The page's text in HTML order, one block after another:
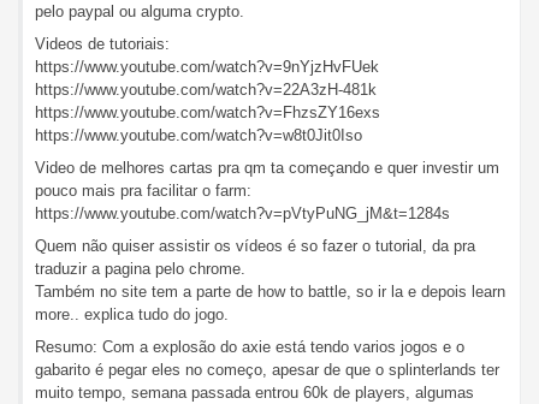
pelo paypal ou alguma crypto.
Videos de tutoriais:
https://www.youtube.com/watch?v=9nYjzHvFUek
https://www.youtube.com/watch?v=22A3zH-481k
https://www.youtube.com/watch?v=FhzsZY16exs
https://www.youtube.com/watch?v=w8t0Jit0Iso
Video de melhores cartas pra qm ta começando e quer investir um
pouco mais pra facilitar o farm:
https://www.youtube.com/watch?v=pVtyPuNG_jM&t=1284s
Quem não quiser assistir os vídeos é so fazer o tutorial, da pra
traduzir a pagina pelo chrome.
Também no site tem a parte de how to battle, so ir la e depois learn
more.. explica tudo do jogo.
Resumo: Com a explosão do axie está tendo varios jogos e o
gabarito é pegar eles no começo, apesar de que o splinterlands ter
muito tempo, semana passada entrou 60k de players, algumas